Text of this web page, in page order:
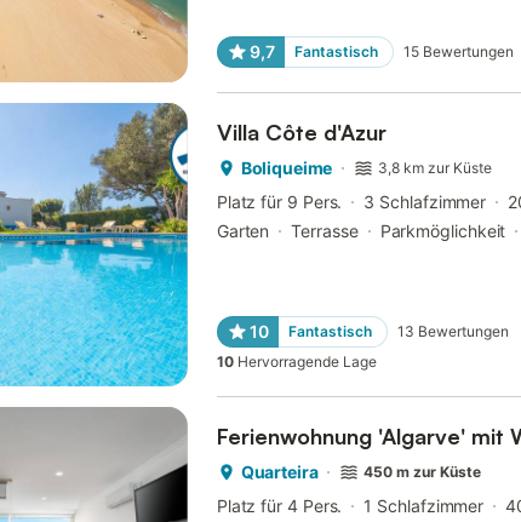
9,7 Fantastisch 15 Bewertungen
Villa Côte d'Azur
Boliqueime 3,8 km zur Küste
Platz für 9 Pers. 3 Schlafzimmer
Garten
Terrasse Parkmöglichkeit
10 Fantastisch 13 Bewertungen
10 Hervorragende Lage
Ferienwohnung 'Algarve' mit
Quarteira 450 m zur Küste
Platz für 4 Pers. 1 Schlafzimmer